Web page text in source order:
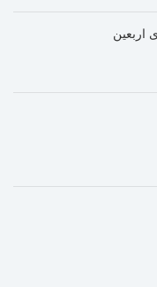
اربعین